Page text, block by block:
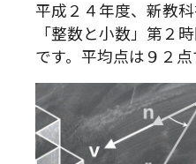
平成２４年度、新教
「整数と小数」第２
です。平均点は９２点